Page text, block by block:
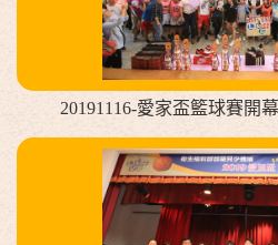
20191116-愛家盃籃球賽開